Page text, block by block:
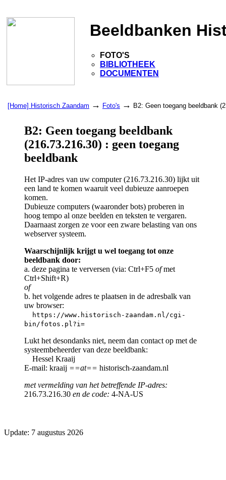
Beeldbanken
FOTO'S
BIBLIOTHEEK
DOCUMENTEN
[Home] Historisch Zaandam → Foto's → B2: Geen toegang beeldbank
B2: Geen toegang beeldbank
(216.73.216.30) : geen toegang
beeldbank
Het IP-adres van uw computer (216.73.216.30) lijkt uit
een land te komen waaruit veel dubieuze aanroepen
komen.
Dubieuze computers (waaronder bots) proberen in
hoog tempo al onze beelden en teksten te vergaren.
Daarnaast zorgen ze voor een zware belasting van ons
webserver systeem.
Waarschijnlijk krijgt u wel toegang tot onze
beeldbank door:
a. deze pagina te verversen (via: Ctrl+F5 ofmet
Ctrl+Shift+R)
of
b. het volgende adres te plaatsen in de adresbalk van
uw browser:
https://www.historisch-zaandam.nl/cgi-
bin/fotos.pl?i=
Lukt het desondanks niet, neem dan contact op met de
systeembeheerder van deze beeldbank:
Hessel Kraaij
E-mail: kraaij ==at== historisch-zaandam.nl
met vermelding van het betreffende IP-adres:
216.73.216.30 en de code: 4-NA-US
Update: 7 augustus 2026